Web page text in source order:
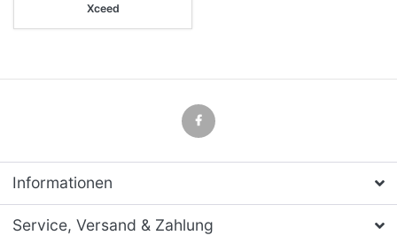
Xceed
Informationen
Service, Versand & Zahlung